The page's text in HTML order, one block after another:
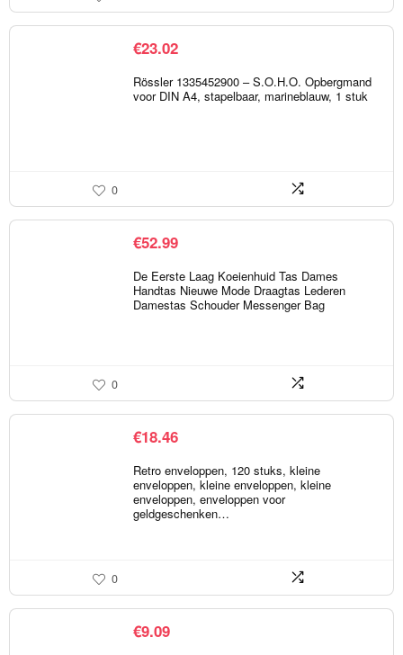
€23.02
Rössler 1335452900 – S.O.H.O. Opbergmand
voor DIN A4, stapelbaar, marineblauw, 1 stuk
0
€52.99
De Eerste Laag Koeienhuid Tas Dames
Handtas Nieuwe Mode Draagtas Lederen
Damestas Schouder Messenger Bag
0
€18.46
Retro enveloppen, 120 stuks, kleine
enveloppen, kleine enveloppen, kleine
enveloppen, enveloppen voor
geldgeschenken…
0
€9.09